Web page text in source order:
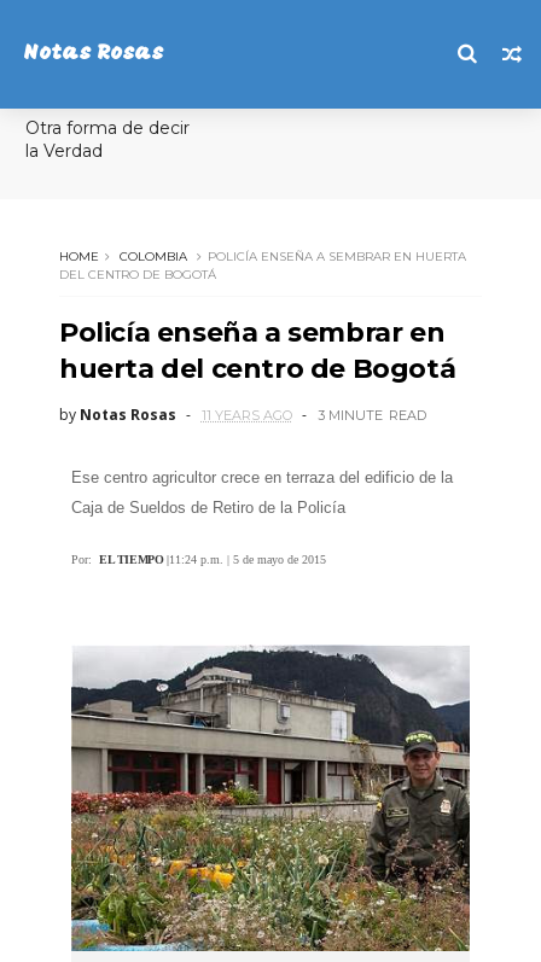
Notas Rosas
Otra forma de decir
la Verdad
HOME COLOMBIA
POLICÍA ENSEÑA A SEMBRAR EN HUERTA
DEL CENTRO DE BOGOTÁ
Policía enseña a sembrar en
huerta del centro de Bogotá
by Notas Rosas 11 YEARS AGO 3 MINUTE READ
Ese centro agricultor crece en terraza del edificio de la
Caja de Sueldos de Retiro de la Policía
Por: EL TIEMPO|11:24 p.m. | 5 de mayo de 2015